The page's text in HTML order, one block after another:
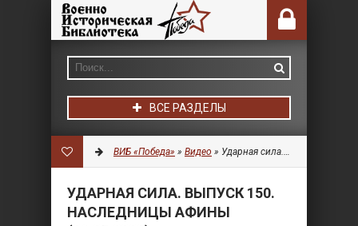
ВСЕ РАЗДЕЛЫ
ВИБ «Победа» » Видео » Ударная сила. Выпуск 150. Наследницы Афины (06.05.2008)
УДАРНАЯ СИЛА. ВЫПУСК 150.
НАСЛЕДНИЦЫ АФИНЫ